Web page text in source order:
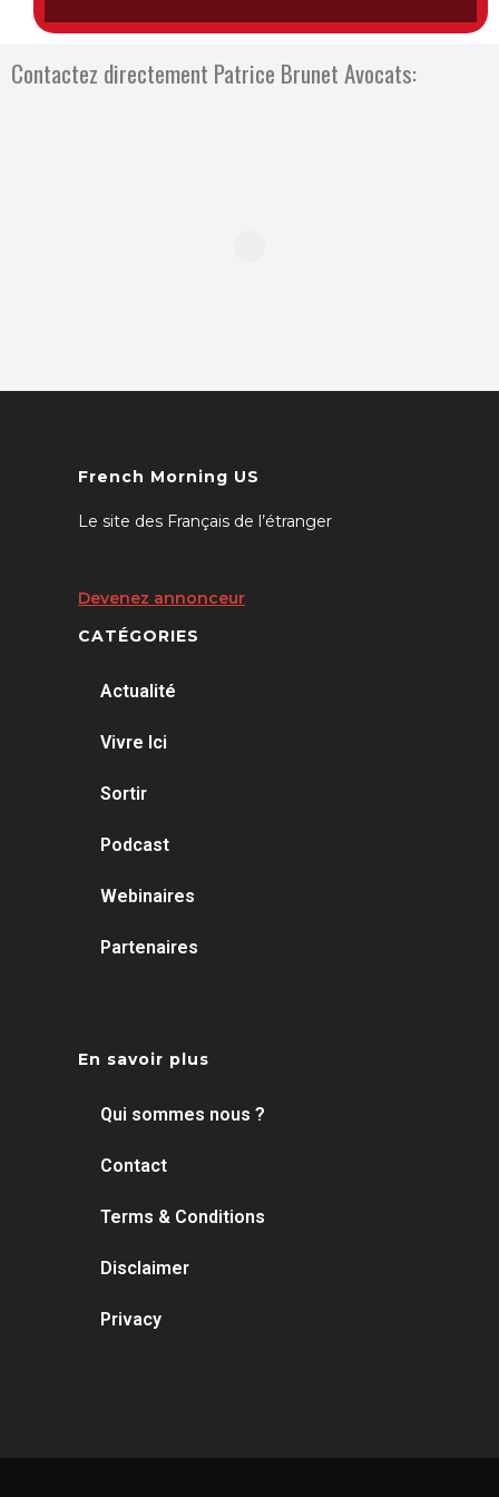
Contactez directement Patrice Brunet Avocats:
French Morning US
Le site des Français de l’étranger
Devenez annonceur
CATÉGORIES
Actualité
Vivre Ici
Sortir
Podcast
Webinaires
Partenaires
En savoir plus
Qui sommes nous ?
Contact
Terms & Conditions
Disclaimer
Privacy